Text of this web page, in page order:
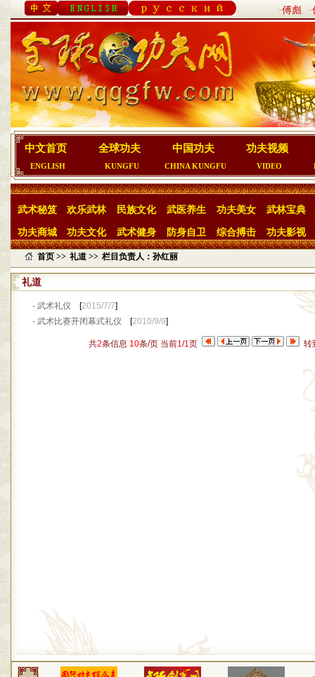
·傅彪
中文首页
ENGLISH
全球功夫
KUNGFU
中国功夫
CHINA KUNGFU
功夫视频
VIDEO
武术秘笈 欢乐武林 民族文化 武医养生 功夫美女 武林宝典
功夫商城 功夫文化 武术健身 防身自卫 综合搏击 功夫影视
首页 >> 礼道 >> 栏目负责人：孙红丽
礼道
· 武术礼仪 [2015/7/7]
· 武术比赛开闭幕式礼仪 [2010/9/9]
共2条信息 10条/页 当前1/1页 转